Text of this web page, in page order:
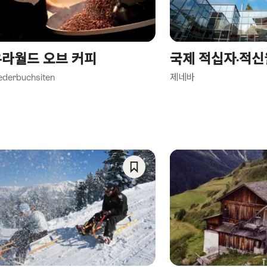
월드 오브 커피 국제 적십자·적
제네바
Save
As
Favorite